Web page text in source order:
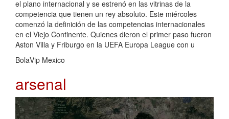
el plano internacional y se estrenó en las vitrinas de la
competencia que tienen un rey absoluto. Este miércoles
comenzó la definición de las competencias internacionales
en el Viejo Continente. Quienes dieron el primer paso fueron
Aston Villa y Friburgo en la UEFA Europa League con u
BolaVip Mexico
arsenal